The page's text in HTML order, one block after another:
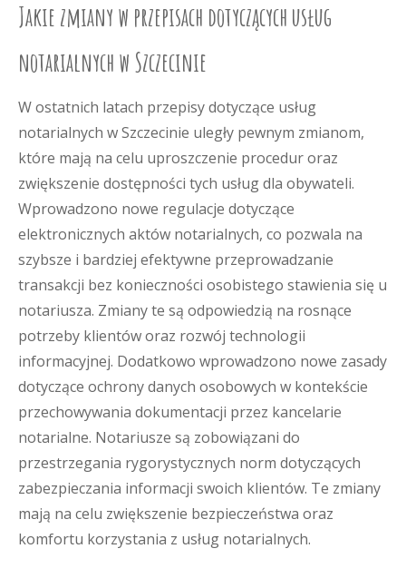
Jakie zmiany w przepisach dotyczących usług
notarialnych w Szczecinie
W ostatnich latach przepisy dotyczące usług
notarialnych w Szczecinie uległy pewnym zmianom,
które mają na celu uproszczenie procedur oraz
zwiększenie dostępności tych usług dla obywateli.
Wprowadzono nowe regulacje dotyczące
elektronicznych aktów notarialnych, co pozwala na
szybsze i bardziej efektywne przeprowadzanie
transakcji bez konieczności osobistego stawienia się u
notariusza. Zmiany te są odpowiedzią na rosnące
potrzeby klientów oraz rozwój technologii
informacyjnej. Dodatkowo wprowadzono nowe zasady
dotyczące ochrony danych osobowych w kontekście
przechowywania dokumentacji przez kancelarie
notarialne. Notariusze są zobowiązani do
przestrzegania rygorystycznych norm dotyczących
zabezpieczania informacji swoich klientów. Te zmiany
mają na celu zwiększenie bezpieczeństwa oraz
komfortu korzystania z usług notarialnych.